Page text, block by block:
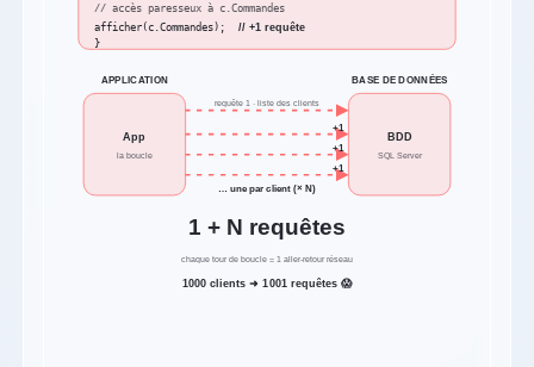
// accès paresseux à c.Commandes
afficher(c.Commandes);
// +1 requête
}
APPLICATION BASE DE DONNÉES
App
la boucle
BDD
SQL Server
requête 1 · liste des clients
+1
+1
+1
… une par client (× N)
1 + N requêtes
chaque tour de boucle = 1 aller-retour réseau
1000 clients ➜ 1001 requêtes 😱